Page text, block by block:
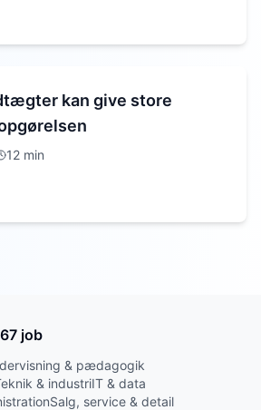
kan give store
12 min
job
& pædagogik
& industriIT & data
Salg, service & detail